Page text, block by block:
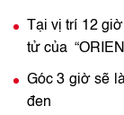
Tại vị trí 12
tử của
Góc 3 giờ sẽ
đen